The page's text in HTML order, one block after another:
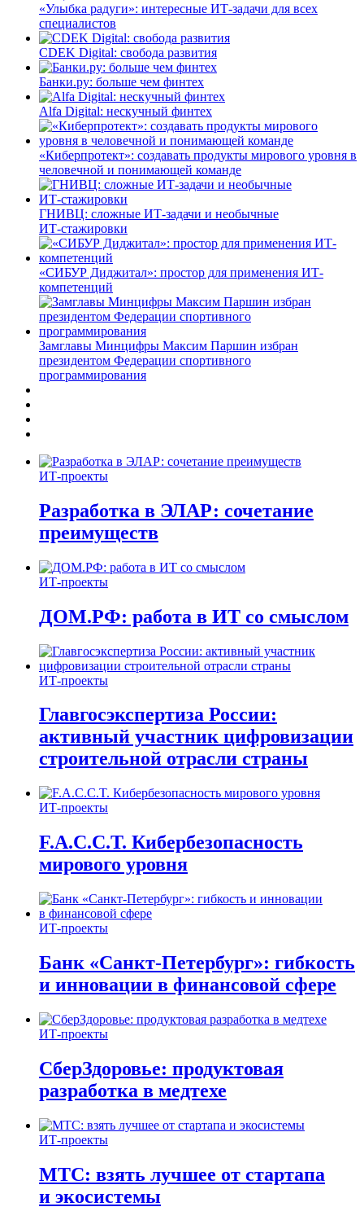
«Улыбка радуги»: интересные ИТ-задачи для всех
специалистов
CDEK Digital: свобода развития
Банки.ру: больше чем финтех
Alfa Digital: нескучный финтех
«Киберпротект»: создавать продукты мирового уровня в
человечной и понимающей команде
ГНИВЦ: сложные ИТ‑задачи и необычные
ИТ‑стажировки
«СИБУР Диджитал»: простор для применения ИТ-
компетенций
Замглавы Минцифры Максим Паршин избран
президентом Федерации спортивного
программирования
ИТ-проекты
Разработка в ЭЛАР: сочетание
преимуществ
ИТ-проекты
ДОМ.РФ: работа в ИТ со смыслом
ИТ-проекты
Главгосэкспертиза России:
активный участник цифровизации
строительной отрасли страны
ИТ-проекты
F.A.C.C.T. Кибербезопасность
мирового уровня
ИТ-проекты
Банк «Санкт-Петербург»: гибкость
и инновации в финансовой сфере
ИТ-проекты
СберЗдоровье: продуктовая
разработка в медтехе
ИТ-проекты
МТС: взять лучшее от стартапа
и экосистемы